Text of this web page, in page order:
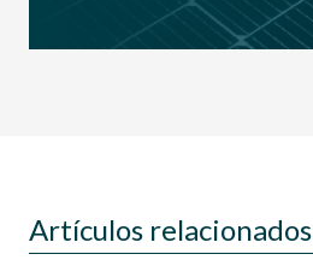
Artículos relacionados